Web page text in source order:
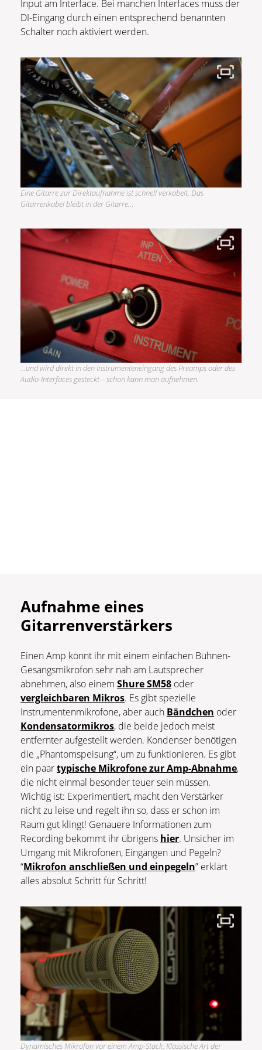
Input am Interface. Bei manchen Interfaces muss der
DI-Eingang durch einen entsprechend benannten
Schalter noch aktiviert werden.
Eine Gitarre zur Direktaufnahme ist schnell verkabelt. Das
Gitarrenkabel bleibt in der Gitarre…
…und wird direkt in den Instrumenteneingang des Preamps oder des
Audio-Interfaces gesteckt – schon kann man aufnehmen.
Aufnahme eines
Gitarrenverstärkers
Einen Amp könnt ihr mit einem einfachen Bühnen-
Gesangsmikrofon sehr nah am Lautsprecher
abnehmen, also einem Shure SM58 oder
vergleichbaren Mikros. Es gibt spezielle
Instrumentenmikrofone, aber auch Bändchen oder
Kondensatormikros, die beide jedoch meist
entfernter aufgestellt werden. Kondenser benötigen
die „Phantomspeisung“, um zu funktionieren. Es gibt
ein paartypische Mikrofone zur Amp-Abnahme,
die nicht einmal besonder teuer sein müssen.
Wichtig ist: Experimentiert, macht den Verstärker
nicht zu leise und regelt ihn so, dass er schon im
Raum gut klingt! Genauere Informationen zum
Recording bekommt ihr übrigens hier. Unsicher im
Umgang mit Mikrofonen, Eingängen und Pegeln?
“Mikrofon anschließen und einpegeln” erklärt
alles absolut Schritt für Schritt!
Dynamisches Mikrofon vor einem Amp-Stack: Klassische Art der